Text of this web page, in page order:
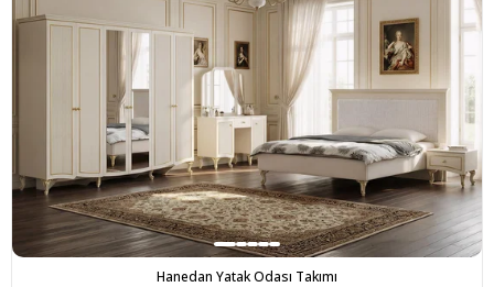
Hanedan Yatak Odası Takımı